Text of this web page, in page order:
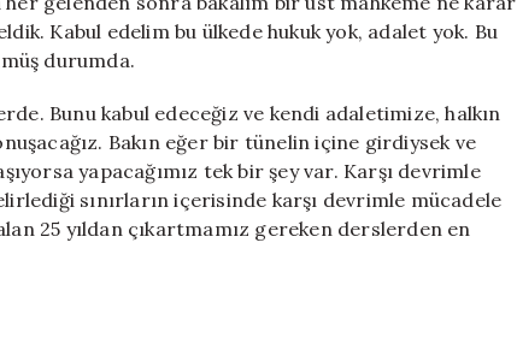
Kabul edelim bu ülkede hukuk yok, adalet yok. Bu
durumda.
Bunu kabul edeceğiz ve kendi adaletimize, halkın
Bakın eğer bir tünelin içine girdiysek ve
yapacağımız tek bir şey var. Karşı devrimle
sınırların içerisinde karşı devrimle mücadele
25 yıldan çıkartmamız gereken derslerden en